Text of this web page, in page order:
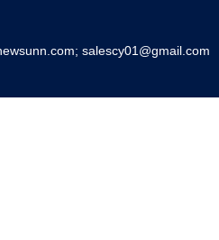
salescy01@gmail.com